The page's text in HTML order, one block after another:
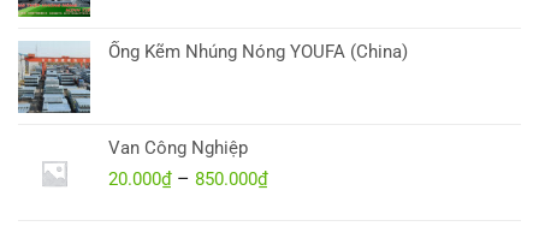
40₫
Ống Kẽm Nhúng Nóng YOUFA (China)
Van Công Nghiệp
20.000₫ – 850.000₫